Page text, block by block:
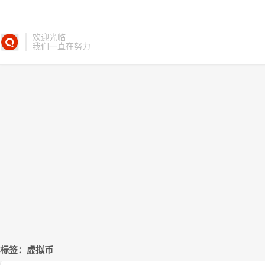
欢迎光临
我们一直在努力
标签：虚拟币